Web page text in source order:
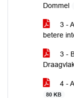
Dommel
3 -
betere
3 -
4 -
80 KB